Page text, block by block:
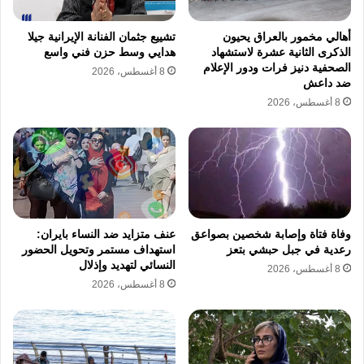
يستند هذا الاجراء القضائي إلى تحقيقات دقيقة
قامت بها دائرة الاتهام المختصة في قضايا الفساد
المالي، والتي أصدرت قرارها بإيداع خالد الكريشي
السجن تنفيذا لمقتضيات القانون، ويعد خالد
هيئة الحقيقة والكرامة، وتأتي عملية ايداع خالد
الكريشي السجن في ظرف زمني تشهد فيه
الجمهورية التونسية حملة تدقيق شاملة في ملفات
التصرف المالي والإداري للعديد من الهياكل
والمؤسسات العمومية، وتعمل السلطات القضائية
على تجميع كافة الادلة المتعلقة بقضية خالد
الكريشي لضمان سير العدالة في إطار القانون.
تعتبر قضية خالد الكريشي نموذجا للتعامل مع
أهالي مخمور بالعراق يحيون
الذكرى الثانية عشرة لاستشهاد
الصحفية دنيز فرات ودور الإعلام
ضد داعش
8 أغسطس، 2026
تشييع جثمان الفنانة الإيرانية جيلا
هدايي وسط حزن فني واسع
8 أغسطس، 2026
وفاة فتاة وإصابة شخصين بصواعق
رعدية في جبل حبشي بتعز
8 أغسطس، 2026
عنف متزايد ضد النساء بايران:
استهداف مستمر وتحويل الحضور
النسائي لتهديد وإذلال
8 أغسطس، 2026